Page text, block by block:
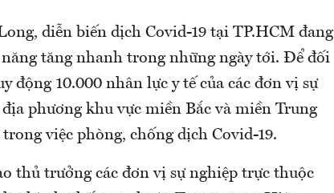
diễn biến dịch Covid-19 tại TP.HCM đang
tăng nhanh trong những ngày tới. Để đối
động 10.000 nhân lực y tế của các đơn vị sự
phương khu vực miền Bắc và miền Trung
việc phòng, chống dịch Covid-19.
thủ trưởng các đơn vị sự nghiệp trực thuộc